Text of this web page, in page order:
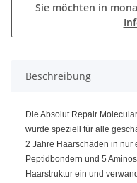
Sie möchten in
Beschreibung
Die Absolut Repair
wurde speziell für alle
2 Jahre Haarschäden in nur
Peptidbondern und 5
Haarstruktur ein und